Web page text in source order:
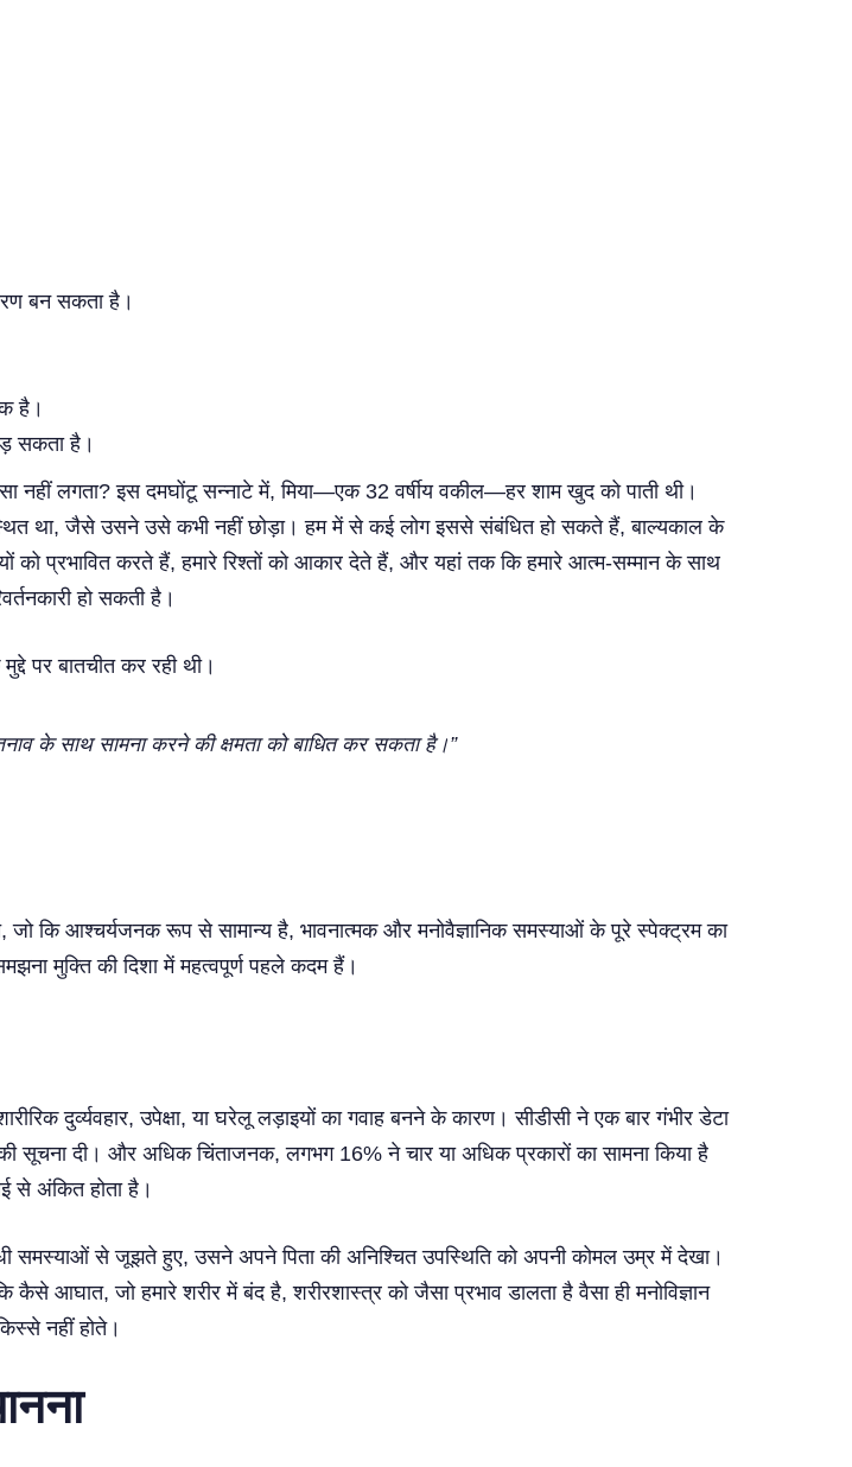
बन सकता है।
है।
सकता है।
लगता? इस दमघोंटू सन्नाटे में, मिया—एक 32 वर्षीय वकील—हर शाम खुद को पाती थी।
था, जैसे उसने उसे कभी नहीं छोड़ा। हम में से कई लोग इससे संबंधित हो सकते हैं, बाल्यकाल के
को प्रभावित करते हैं, हमारे रिश्तों को आकार देते हैं, और यहां तक कि हमारे आत्म-सम्मान के साथ
हो सकती है।
पर बातचीत कर रही थी।
के साथ सामना करने की क्षमता को बाधित कर सकता है।”
जो कि आश्चर्यजनक रूप से सामान्य है, भावनात्मक और मनोवैज्ञानिक समस्याओं के पूरे स्पेक्ट्रम का
मुक्ति की दिशा में महत्वपूर्ण पहले कदम हैं।
दुर्व्यवहार, उपेक्षा, या घरेलू लड़ाइयों का गवाह बनने के कारण। सीडीसी ने एक बार गंभीर डेटा
दी। और अधिक चिंताजनक, लगभग 16% ने चार या अधिक प्रकारों का सामना किया है
से अंकित होता है।
समस्याओं से जूझते हुए, उसने अपने पिता की अनिश्चित उपस्थिति को अपनी कोमल उम्र में देखा।
कैसे आघात, जो हमारे शरीर में बंद है, शरीरशास्त्र को जैसा प्रभाव डालता है वैसा ही मनोविज्ञान
नहीं होते।